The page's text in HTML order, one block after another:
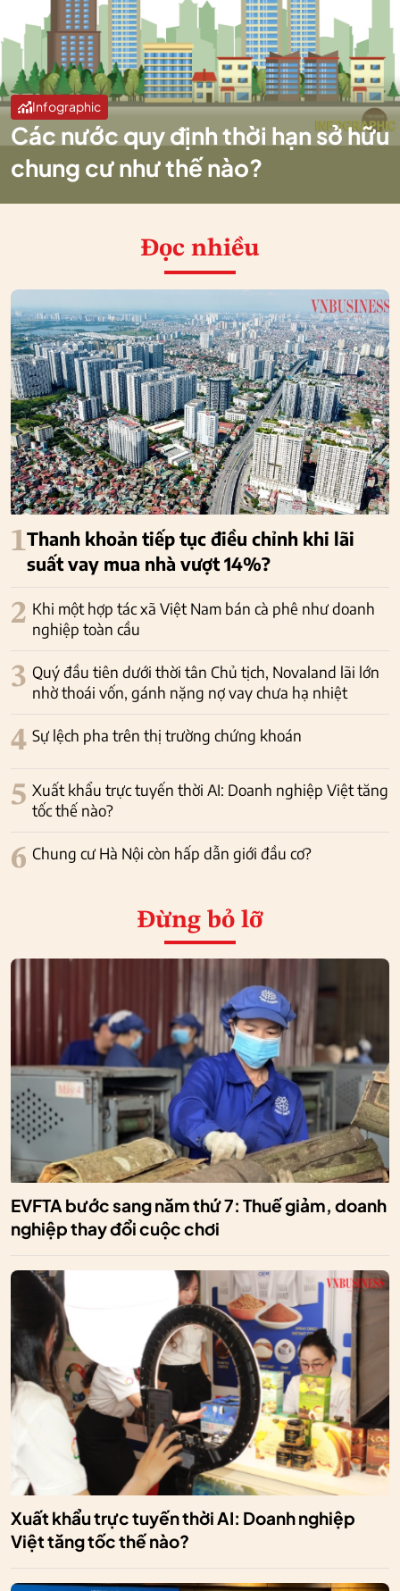
Infographic
Các nước quy định thời hạn sở hữu
chung cư như thế nào?
Đọc nhiều
1Thanh khoản tiếp tục điều chỉnh khi lãi
suất vay mua nhà vượt 14%?
2 Khi một hợp tác xã Việt Nam bán cà phê như doanh
nghiệp toàn cầu
3 Quý đầu tiên dưới thời tân Chủ tịch, Novaland lãi lớn
nhờ thoái vốn, gánh nặng nợ vay chưa hạ nhiệt
4 Sự lệch pha trên thị trường chứng khoán
5 Xuất khẩu trực tuyến thời AI: Doanh nghiệp Việt tăng
tốc thế nào?
6 Chung cư Hà Nội còn hấp dẫn giới đầu cơ?
Đừng bỏ lỡ
EVFTA bước sang năm thứ 7: Thuế giảm, doanh
nghiệp thay đổi cuộc chơi
Xuất khẩu trực tuyến thời AI: Doanh nghiệp
Việt tăng tốc thế nào?